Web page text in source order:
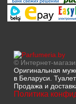
© Интернет-
Оригинальная
в Беларуси.
Продажа и
Политика